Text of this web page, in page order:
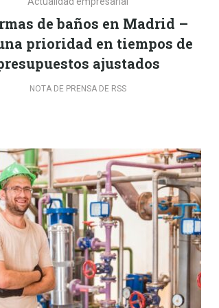
de baños en Madrid –
prioridad en tiempos de
ajustados
NOTA DE PRENSA DE RSS